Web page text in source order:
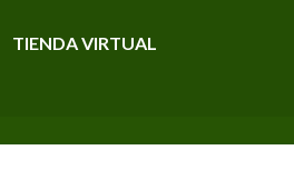
TIENDA VIRTUAL